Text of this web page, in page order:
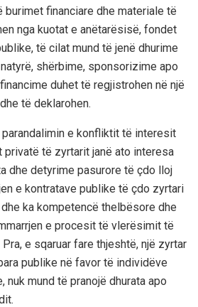
financiare dhe materiale të
nga kuotat e anëtarësisë, fondet
të cilat mund të jenë dhurime
shërbime, sponsorizime apo
duhet të regjistrohen në një
të deklarohen.
parandalimin e konfliktit të interesit
të zyrtarit janë ato interesa
dhe detyrime pasurore të çdo lloj
e kontratave publike të çdo zyrtari
ka kompetencë thelbësore dhe
e procesit të vlerësimit të
e sqaruar fare thjeshtë, një zyrtar
publike në favor të individëve
nuk mund të pranojë dhurata apo